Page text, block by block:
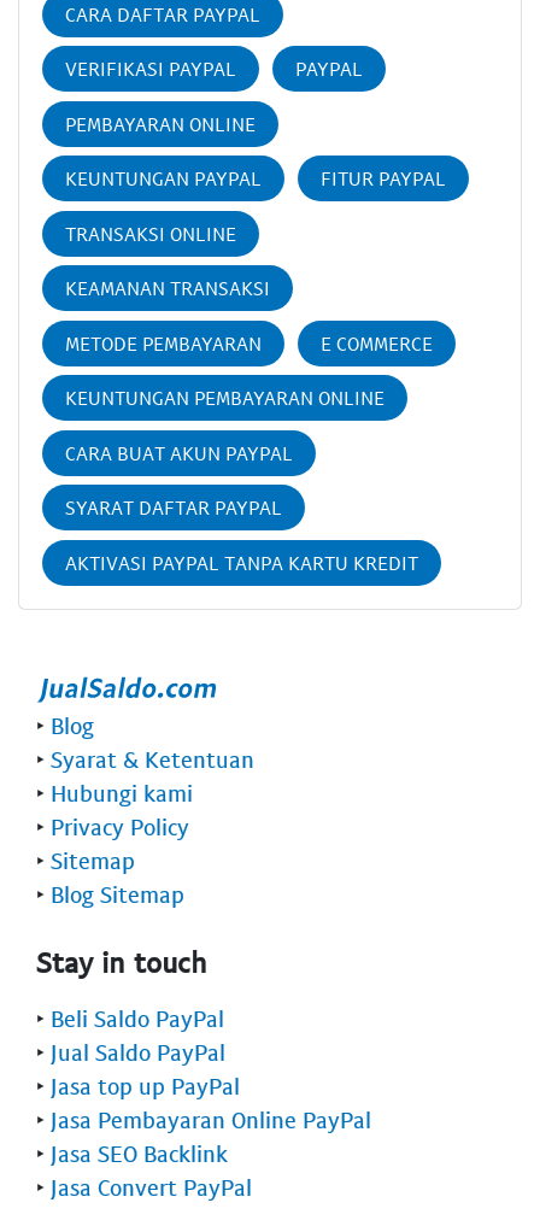
CARA DAFTAR PAYPAL
VERIFIKASI PAYPAL PAYPAL
PEMBAYARAN ONLINE
KEUNTUNGAN PAYPAL FITUR PAYPAL
TRANSAKSI ONLINE
KEAMANAN TRANSAKSI
METODE PEMBAYARAN E COMMERCE
KEUNTUNGAN PEMBAYARAN ONLINE
CARA BUAT AKUN PAYPAL
SYARAT DAFTAR PAYPAL
AKTIVASI PAYPAL TANPA KARTU KREDIT
‣ Blog
‣ Syarat & Ketentuan
‣ Hubungi kami
‣ Privacy Policy
‣ Sitemap
‣ Blog Sitemap
Stay in touch
‣ Beli Saldo PayPal
‣ Jual Saldo PayPal
‣ Jasa top up PayPal
‣ Jasa Pembayaran Online PayPal
‣ Jasa SEO Backlink
‣ Jasa Convert PayPal